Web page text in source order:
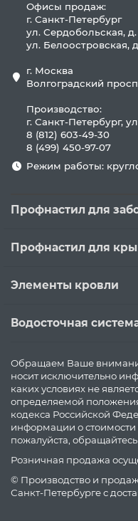
Офисы продаж:
г. Санкт-Петербург
ул. Сердобольская,
ул. Белоостровская,
г. Москва
Волгоградский
Производство:
г. Санкт-Петербург,
8 (812) 603-49-30
8 (499) 450-97-07
Режим работы:
Профнастил для
Профнастил для
Элементы кровли
Водосточная
Обращаем Ваше
носит исключительно
каких условиях не
определяемой
кодекса Российской
информации о стоимости
пожалуйста,
Розничная продажа
© Производство и
Санкт-Петербурге с